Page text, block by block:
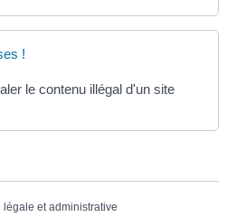
!
le contenu illégal d'un site
et administrative